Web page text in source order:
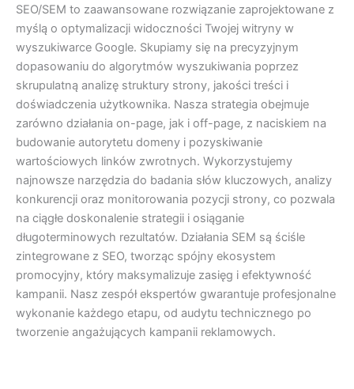
SEO/SEM to zaawansowane rozwiązanie zaprojektowane z
myślą o optymalizacji widoczności Twojej witryny w
wyszukiwarce Google. Skupiamy się na precyzyjnym
dopasowaniu do algorytmów wyszukiwania poprzez
skrupulatną analizę struktury strony, jakości treści i
doświadczenia użytkownika. Nasza strategia obejmuje
zarówno działania on-page, jak i off-page, z naciskiem na
budowanie autorytetu domeny i pozyskiwanie
wartościowych linków zwrotnych. Wykorzystujemy
najnowsze narzędzia do badania słów kluczowych, analizy
konkurencji oraz monitorowania pozycji strony, co pozwala
na ciągłe doskonalenie strategii i osiąganie
długoterminowych rezultatów. Działania SEM są ściśle
zintegrowane z SEO, tworząc spójny ekosystem
promocyjny, który maksymalizuje zasięg i efektywność
kampanii. Nasz zespół ekspertów gwarantuje profesjonalne
wykonanie każdego etapu, od audytu technicznego po
tworzenie angażujących kampanii reklamowych.